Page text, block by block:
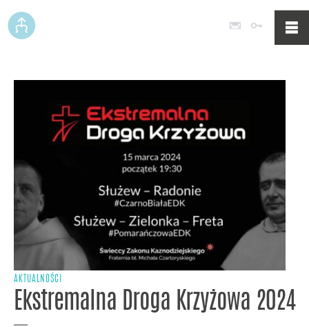
Poczta
AKTUALNOŚCI
Ekstremalna Droga Krzyżowa 2024